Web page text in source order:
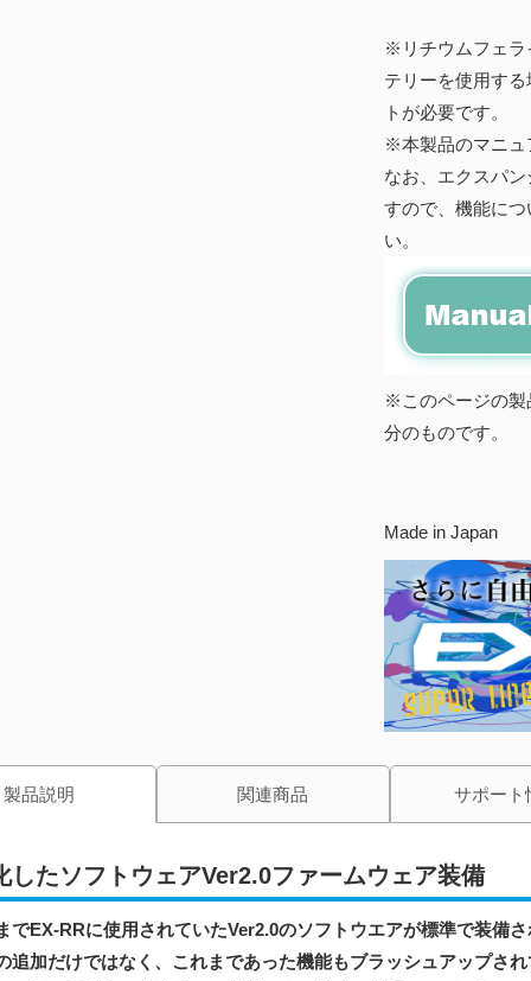
※リチウムフェラ
テリーを使用す
トが必要です。
※本製品のマニュ
なお、エクスパ
すので、機能につ
い。
※このページの製
分のものです。
Made in Japan
製品説明 関連商品 サポート
したソフトウェアVer2.0ファームウェア装備
でEX-RRに使用されていたVer2.0のソフトウエアが標準で装備
追加だけではなく、これまであった機能もブラッシュアップさ